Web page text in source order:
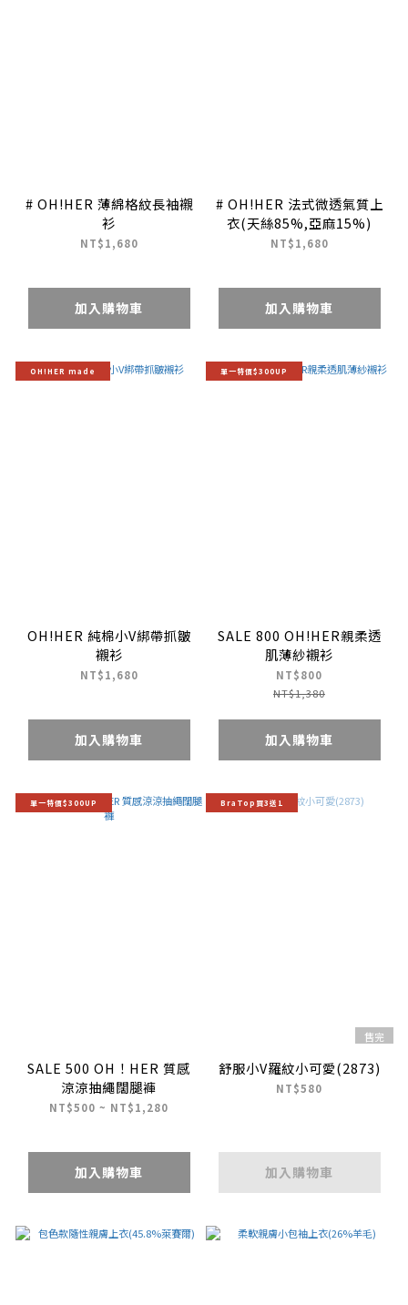
# OH!HER 薄綿格紋長袖襯
衫
NT$1,680
加入購物車
# OH!HER 法式微透氣質上
衣(天絲85%,亞麻15%)
NT$1,680
加入購物車
OH!HER made
OH!HER 純棉小V綁帶抓皺
襯衫
NT$1,680
加入購物車
單一特價$300UP
SALE 800 OH!HER親柔透
肌薄紗襯衫
NT$800
NT$1,380
加入購物車
單一特價$300UP
SALE 500 OH！HER 質感
涼涼抽繩闊腿褲
NT$500 ~ NT$1,280
加入購物車
BraTop買3送1
售完
舒服小V羅紋小可愛(2873)
NT$580
加入購物車